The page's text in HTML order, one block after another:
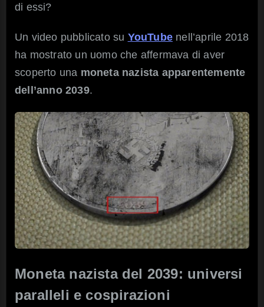
di essi?
Un video pubblicato su YouTube nell’aprile 2018
ha mostrato un uomo che affermava di aver
scoperto una moneta nazista apparentemente
dell’anno 2039.
Moneta nazista del 2039: universi
paralleli e cospirazioni